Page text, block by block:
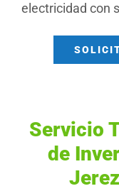
electricidad con
Servicio
de